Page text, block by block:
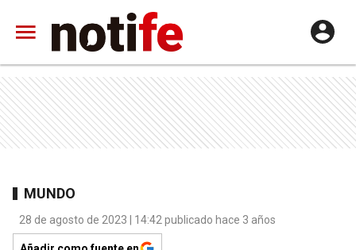
MUNDO
28 de agosto de 2023 | 14:42 publicado hace 3 años